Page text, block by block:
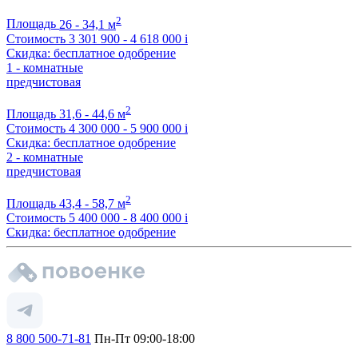
Площадь 26 - 34,1 м2
Стоимость 3 301 900 - 4 618 000 i
Скидка: бесплатное одобрение
1 - комнатные
предчистовая
Площадь 31,6 - 44,6 м2
Стоимость 4 300 000 - 5 900 000 i
Скидка: бесплатное одобрение
2 - комнатные
предчистовая
Площадь 43,4 - 58,7 м2
Стоимость 5 400 000 - 8 400 000 i
Скидка: бесплатное одобрение
8 800 500-71-81 Пн-Пт 09:00-18:00